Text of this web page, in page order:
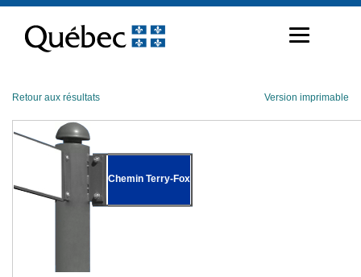
contenu
Retour aux résultats Version imprimable
Chemin Terry-Fox